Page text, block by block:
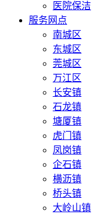
医院保洁
服务网点
南城区
东城区
莞城区
万江区
长安镇
石龙镇
塘厦镇
虎门镇
凤岗镇
企石镇
横沥镇
桥头镇
大岭山镇